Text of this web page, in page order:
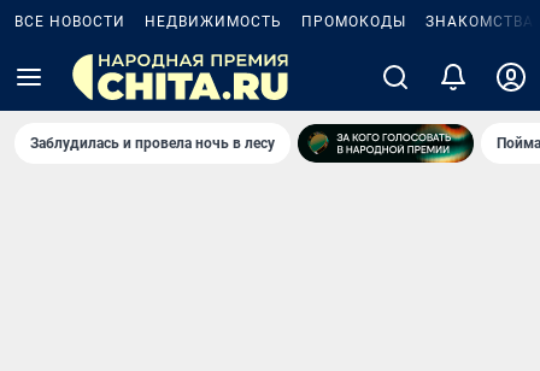
ВСЕ НОВОСТИ НЕДВИЖИМОСТЬ ПРОМОКОДЫ ЗНАКОМСТВА
Заблудилась и провела ночь в лесу